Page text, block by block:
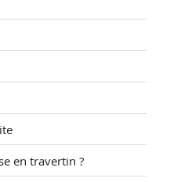
en travertin ?